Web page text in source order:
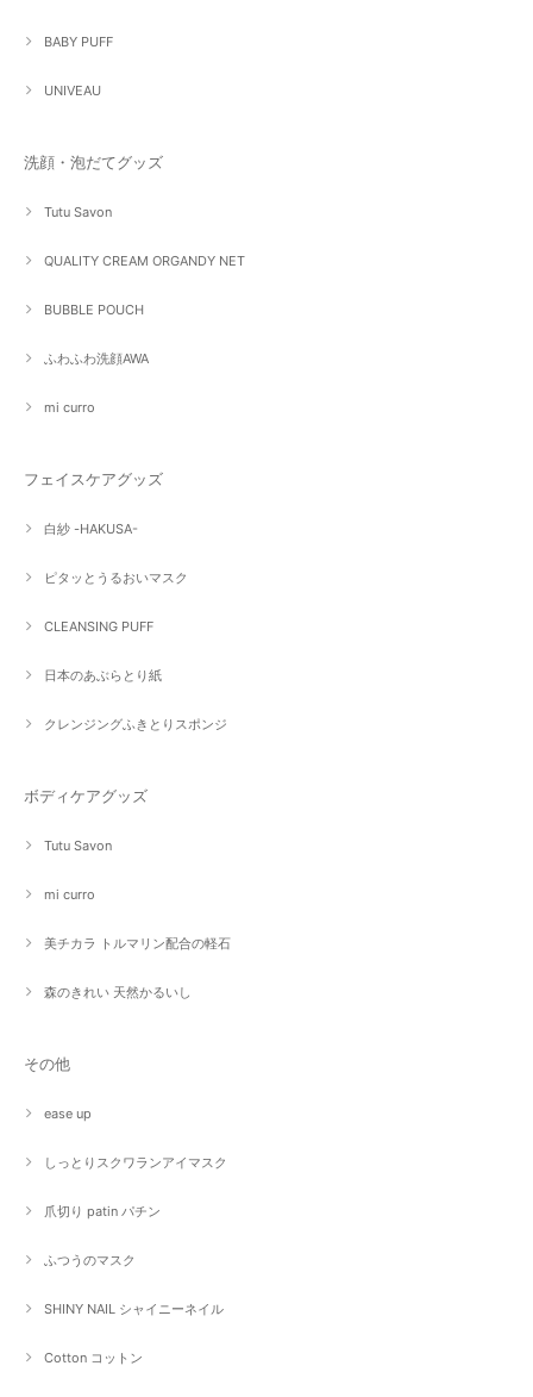
BABY PUFF
UNIVEAU
洗顔・泡だてグッズ
Tutu Savon
QUALITY CREAM ORGANDY NET
BUBBLE POUCH
ふわふわ洗顔AWA
mi curro
フェイスケアグッズ
白紗 -HAKUSA-
ピタッとうるおいマスク
CLEANSING PUFF
日本のあぶらとり紙
クレンジングふきとりスポンジ
ボディケアグッズ
Tutu Savon
mi curro
美チカラ トルマリン配合の軽石
森のきれい 天然かるいし
その他
ease up
しっとりスクワランアイマスク
爪切り patin パチン
ふつうのマスク
SHINY NAIL シャイニーネイル
Cotton コットン